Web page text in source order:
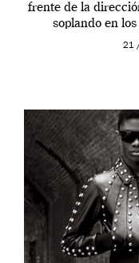
frente de la
soplando en
21